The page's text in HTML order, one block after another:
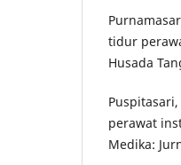
tidur
Husada
perawat
Medika: